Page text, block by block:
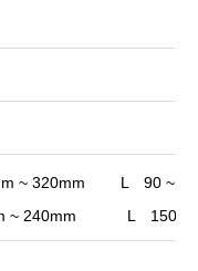
~ 320mm L 90 ~
~ 240mm L 150 ~